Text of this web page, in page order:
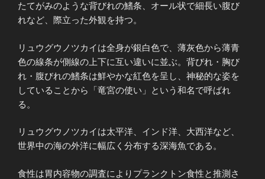
たてがみのような背びれの鰭条、オール状で細長い腹び
れなど、際立った外観を持つ。
リュウグウノツカイは全身が銀白色で、薄灰色から薄青
色の線条が側線の上下に互い違いに並ぶ。背びれ・胸び
れ・腹びれの鰭条は鮮やかな紅色を呈し、神秘的な姿を
していることから「竜宮の使い」という和名で呼ばれ
る。
リュウグウノツカイは太平洋、インド洋、大西洋など、
世界中の海の外洋に幅広く分布する深海魚である。
食性は胃内容物の調査によりプランクトン食性と推測さ